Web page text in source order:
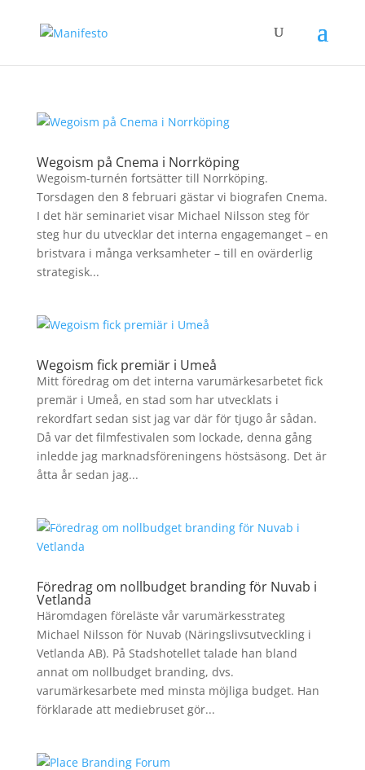
Wegoism på Cnema i Norrköping
Wegoism-turnén fortsätter till Norrköping.
Torsdagen den 8 februari gästar vi biografen Cnema.
I det här seminariet visar Michael Nilsson steg för
steg hur du utvecklar det interna engagemanget – en
bristvara i många verksamheter – till en ovärderlig
strategisk...
Wegoism fick premiär i Umeå
Mitt föredrag om det interna varumärkesarbetet fick
premär i Umeå, en stad som har utvecklats i
rekordfart sedan sist jag var där för tjugo år sådan.
Då var det filmfestivalen som lockade, denna gång
inledde jag marknadsföreningens höstsäsong. Det är
åtta år sedan jag...
Föredrag om nollbudget branding för Nuvab i
Vetlanda
Häromdagen föreläste vår varumärkesstrateg
Michael Nilsson för Nuvab (Näringslivsutveckling i
Vetlanda AB). På Stadshotellet talade han bland
annat om nollbudget branding, dvs.
varumärkesarbete med minsta möjliga budget. Han
förklarade att mediebruset gör...